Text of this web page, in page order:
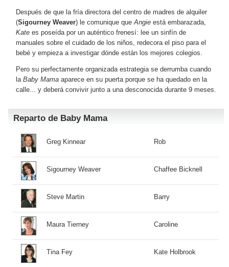
Después de que la fría directora del centro de madres de alquiler
(Sigourney Weaver) le comunique queAngie está embarazada,
Kate es poseída por un auténtico frenesí: lee un sinfín de
manuales sobre el cuidado de los niños, redecora el piso para el
bebé y empieza a investigar dónde están los mejores colegios.
Pero su perfectamente organizada estrategia se derrumba cuando
la Baby Mama aparece en su puerta porque se ha quedado en la
calle... y deberá convivir junto a una desconocida durante 9 meses.
Reparto de Baby Mama
Greg Kinnear Rob
Sigourney Weaver Chaffee Bicknell
Steve Martin Barry
Maura Tierney Caroline
Tina Fey Kate Holbrook